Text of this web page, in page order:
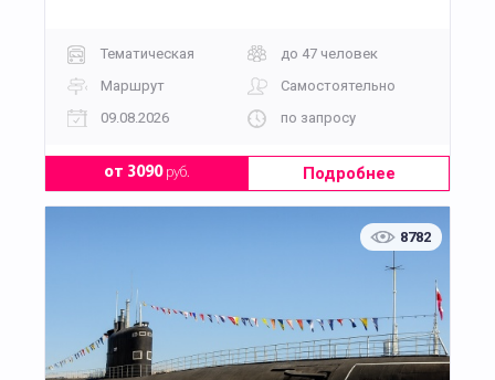
Тематическая
до 47 человек
Маршрут
Самостоятельно
09.08.2026
по запросу
от 3090руб. Подробнее
8782